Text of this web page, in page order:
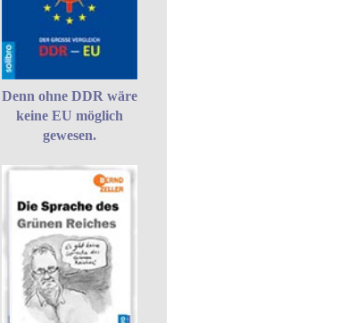
Denn ohne DDR wäre
keine EU möglich
gewesen.